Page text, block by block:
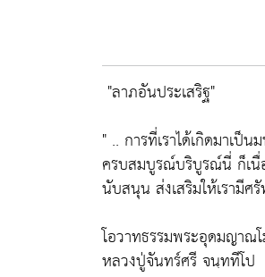
"ลาภอันประเสริฐ"
" .. การที่เราได้เกิดมาเ
ครบสมบูรณ์บริบูรณ์นี่ ก็เนื่
นับสนุน ส่งเสริมให้เรามีศ
โอวาทธรรมพระอุดมญาณ
หลวงปู่จันทร์ศรี จนฺททีโป